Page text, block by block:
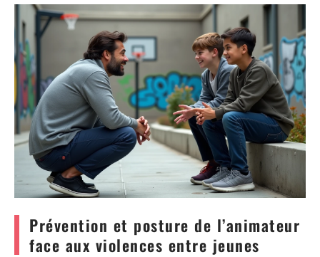
Prévention et posture de l’animateur
face aux violences entre jeunes